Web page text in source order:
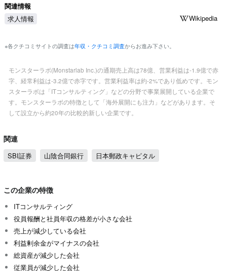
関連情報
求人情報
Wikipedia
※各クチコミサイトの調査は年収・クチコミ調査からお進み下さい。
モンスターラボ(Monstarlab Inc.)の通期売上高は78億、営業利益は-1.9億で赤
字、経常利益は-3.2億で赤字です。営業利益率は約-2%であり低めです。モン
スターラボは「ITコンサルティング」などの分野で事業展開している企業で
す。モンスターラボの特徴として「海外展開にも注力」などがあります。そ
して設立から約20年の比較的新しい企業です。
関連
SBI証券 山陰合同銀行 日本郵政キャピタル
この企業の特徴
ITコンサルティング
役員報酬と社員年収の格差が小さな会社
売上が減少している会社
利益剰余金がマイナスの会社
総資産が減少した会社
従業員が減少した会社